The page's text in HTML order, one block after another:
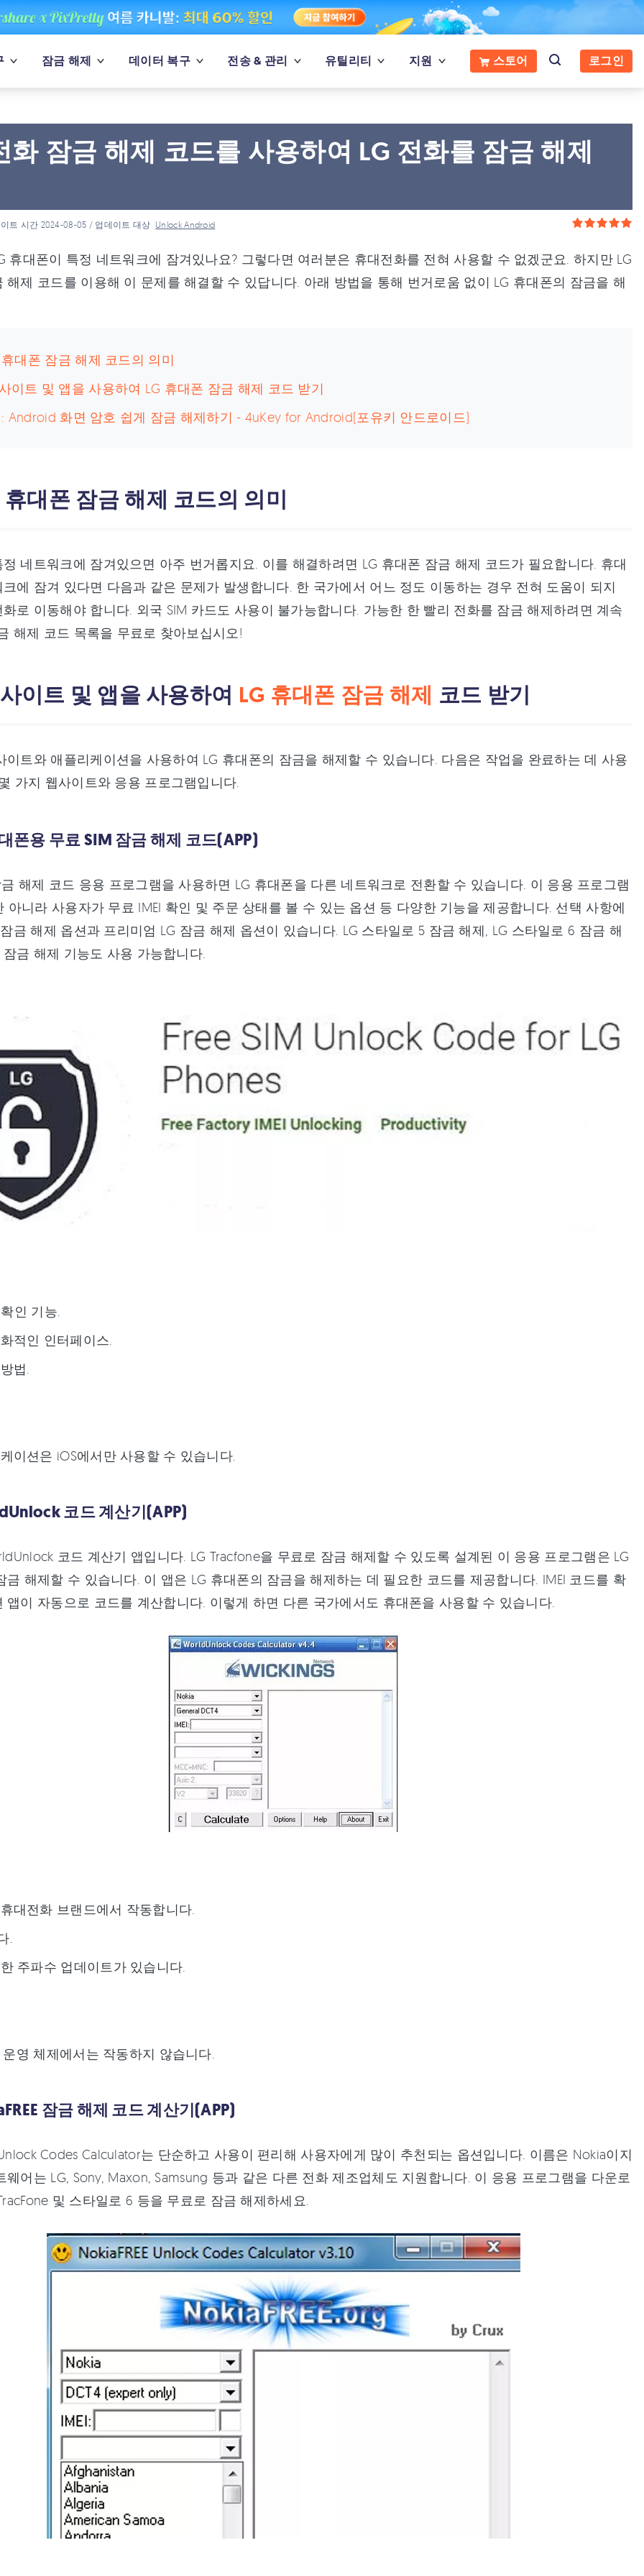
잠금 해제 데이터 복구 전송 & 관리 유틸리티 지원 스토어 로그인
화 잠금 해제 코드를 사용하여 LG 전화를 잠금 해제
트 시간 2024-08-05 / 업데이트 대상 Unlock Android
휴대폰이 특정 네트워크에 잠겨있나요? 그렇다면 여러분은 휴대전화를 전혀 사용할 수 없겠군요. 하지만 LG
해제 코드를 이용해 이 문제를 해결할 수 있답니다. 아래 방법을 통해 번거로움 없이 LG 휴대폰의 잠금을 해
휴대폰 잠금 해제 코드의 의미
이트 및 앱을 사용하여 LG 휴대폰 잠금 해제 코드 받기
Android 화면 암호 쉽게 잠금 해제하기 - 4uKey for Android(포유키 안드로이드)
휴대폰 잠금 해제 코드의 의미
네트워크에 잠겨있으면 아주 번거롭지요. 이를 해결하려면 LG 휴대폰 잠금 해제 코드가 필요합니다. 휴대
에 잠겨 있다면 다음과 같은 문제가 발생합니다. 한 국가에서 어느 정도 이동하는 경우 전혀 도움이 되지
로 이동해야 합니다. 외국 SIM 카드도 사용이 불가능합니다. 가능한 한 빨리 전화를 잠금 해제하려면 계속
해제 코드 목록을 무료로 찾아보십시오!
이트 및 앱을 사용하여 LG 휴대폰 잠금 해제 코드 받기
이트와 애플리케이션을 사용하여 LG 휴대폰의 잠금을 해제할 수 있습니다. 다음은 작업을 완료하는 데 사용
가지 웹사이트와 응용 프로그램입니다.
폰용 무료 SIM 잠금 해제 코드(APP)
해제 코드 응용 프로그램을 사용하면 LG 휴대폰을 다른 네트워크로 전환할 수 있습니다. 이 응용 프로그램
아니라 사용자가 무료 IMEI 확인 및 주문 상태를 볼 수 있는 옵션 등 다양한 기능을 제공합니다. 선택 사항에
금 해제 옵션과 프리미엄 LG 잠금 해제 옵션이 있습니다. LG 스타일로 5 잠금 해제, LG 스타일로 6 잠금 해
금 해제 기능도 사용 가능합니다.
인 기능.
적인 인터페이스.
법.
이션은 iOS에서만 사용할 수 있습니다.
코드 계산기(APP)
코드 계산기 앱입니다. LG Tracfone을 무료로 잠금 해제할 수 있도록 설계된 이 응용 프로그램은 LG
금 해제할 수 있습니다. 이 앱은 LG 휴대폰의 잠금을 해제하는 데 필요한 코드를 제공합니다. IMEI 코드를 확
앱이 자동으로 코드를 계산합니다. 이렇게 하면 다른 국가에서도 휴대폰을 사용할 수 있습니다.
대전화 브랜드에서 작동합니다.
.
주파수 업데이트가 있습니다.
영 체제에서는 작동하지 않습니다.
잠금 해제 코드 계산기(APP)
Codes Calculator는 단순하고 사용이 편리해 사용자에게 많이 추천되는 옵션입니다. 이름은 Nokia이지
웨어는 LG, Sony, Maxon, Samsung 등과 같은 다른 전화 제조업체도 지원합니다. 이 응용 프로그램을 다운로
및 스타일로 6 등을 무료로 잠금 해제하세요.